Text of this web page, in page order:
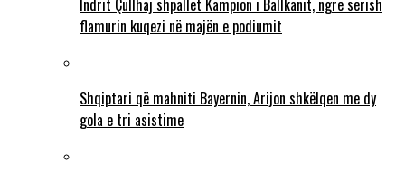
Indrit Çullhaj shpallet Kampion i Ballkanit, ngre sërish
flamurin kuqezi në majën e podiumit
Shqiptari që mahniti Bayernin, Arijon shkëlqen me dy
gola e tri asistime